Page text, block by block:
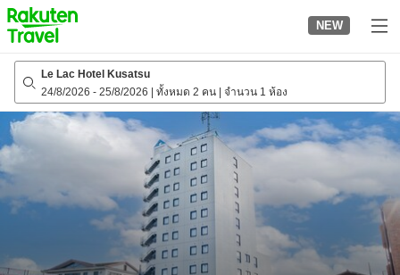
to
top
page
NEW
Le Lac Hotel Kusatsu
24/8/2026 - 25/8/2026 ทั้งหมด 2 คน จำนวน 1 ห้อง